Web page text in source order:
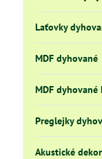
Laťovky
MDF dyhované
MDF dyhované
Preglejky
Akustické